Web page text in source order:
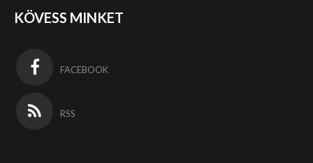
KÖVESS MINKET
FACEBOOK
RSS